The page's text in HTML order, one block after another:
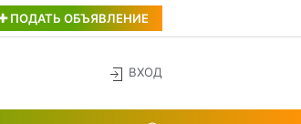
ПОДАТЬ ОБЪЯВЛЕНИЕ
ВХОД